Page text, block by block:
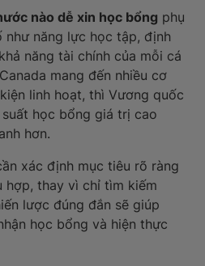
nào dễ xin học bổng phụ
như năng lực học tập, định
năng tài chính của mỗi cá
mang đến nhiều cơ
linh hoạt, thì Vương quốc
học bổng giá trị cao
hơn.
xác định mục tiêu rõ ràng
hợp, thay vì chỉ tìm kiếm
lược đúng đắn sẽ giúp
học bổng và hiện thực